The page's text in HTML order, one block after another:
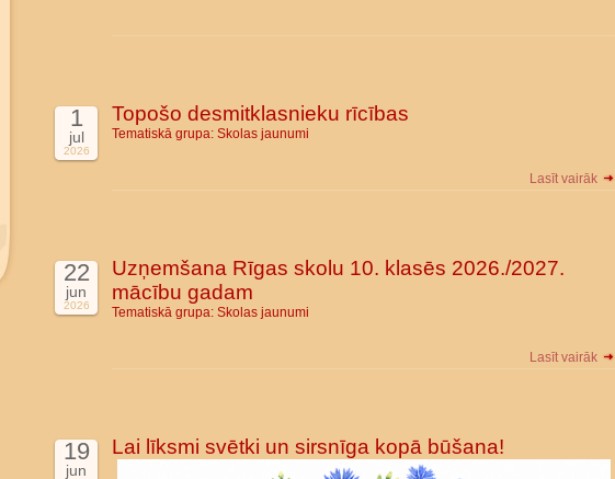
1
jul
2026
Topošo desmitklasnieku rīcības
Tematiskā grupa: Skolas jaunumi
Lasīt vairāk
22
jun
2026
Uzņemšana Rīgas skolu 10. klasēs 2026./2027.
mācību gadam
Tematiskā grupa: Skolas jaunumi
Lasīt vairāk
19
jun
Lai līksmi svētki un sirsnīga kopā būšana!